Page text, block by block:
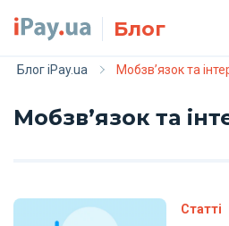
Блог
Блог iPay.ua Мобзв’язок та
Мобзв’язок та
Статті